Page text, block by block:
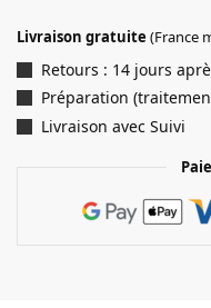
Livraison gratuite (France
Retours : 14 jours
Préparation
Livraison avec Suivi